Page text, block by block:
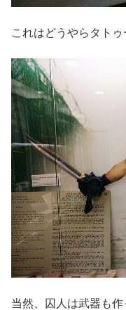
これはどうやらタト
当然、囚人は武器も作